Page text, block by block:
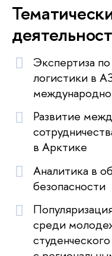
Экспертиза
логистики в
Развитие
в Арктике
Аналитика в
безопасности
среди